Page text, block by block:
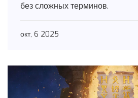
без сложных терминов.
окт, 6 2025